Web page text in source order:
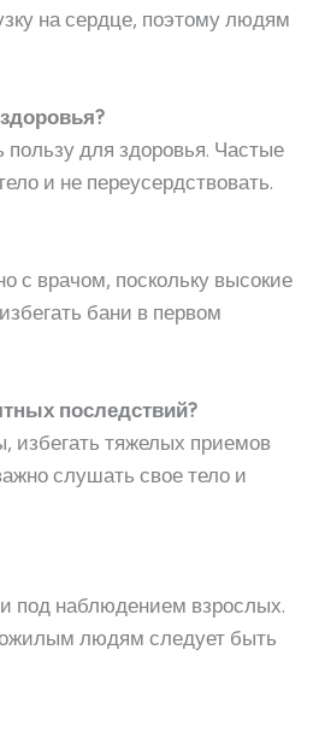
на сердце, поэтому людям
для здоровья. Частые
и не переусердствовать.
с врачом, поскольку высокие
бани в первом
последствий?
избегать тяжелых приемов
слушать свое тело и
под наблюдением взрослых.
людям следует быть